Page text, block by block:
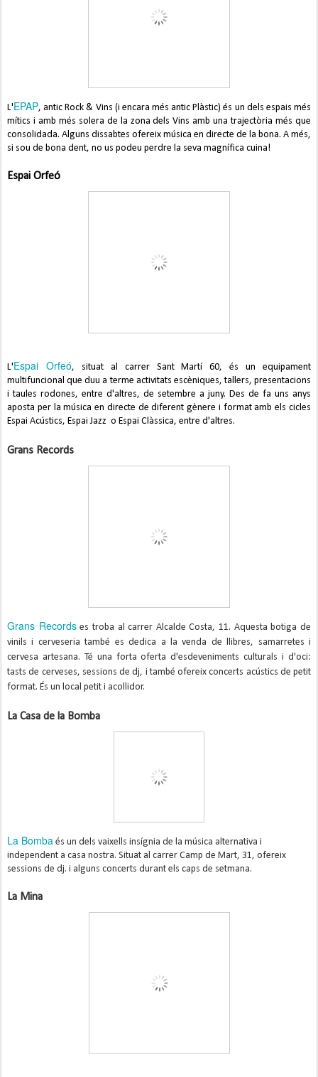
L'EPAP, antic Rock & Vins (i encara més antic Plàstic) és un dels espais més
mítics i amb més solera de la zona dels Vins amb una trajectòria més que
consolidada. Alguns dissabtes ofereix música en directe de la bona. A més,
si sou de bona dent, no us podeu perdre la seva magnífica cuina!
Espai Orfeó
L'Espai Orfeó, situat al carrer Sant Martí 60, és un equipament
multifuncional que duu a terme activitats escèniques, tallers, presentacions
i taules rodones, entre d'altres, de setembre a juny. Des de fa uns anys
aposta per la música en directe de diferent gènere i format amb els cicles
Espai Acústics, Espai Jazz o Espai Clàssica, entre d'altres.
Grans Records
Grans Recordses troba al carrer Alcalde Costa, 11. Aquesta botiga de
vinils i cerveseria també es dedica a la venda de llibres, samarretes i
cervesa artesana. Té una forta oferta d'esdeveniments culturals i d'oci:
tasts de cerveses, sessions de dj, i també ofereix concerts acústics de petit
format. És un local petit i acollidor.
La Casa de la Bomba
La Bomba és un dels vaixells insígnia de la música alternativa i
independent a casa nostra. Situat al carrer Camp de Mart, 31, ofereix
sessions de dj. i alguns concerts durant els caps de setmana.
La Mina